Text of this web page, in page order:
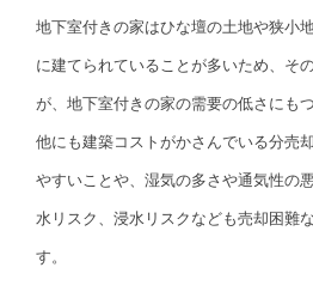
地下室付きの家はひな壇の土地や狭小
に建てられていることが多いため、そ
が、地下室付きの家の需要の低さにも
他にも建築コストがかさんでいる分売
やすいことや、湿気の多さや通気性の
水リスク、浸水リスクなども売却困難
す。